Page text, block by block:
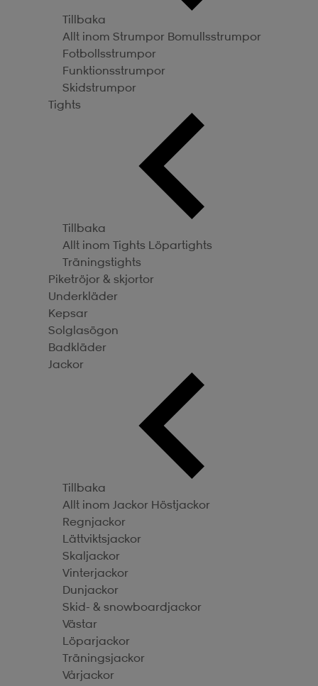
Tillbaka
Allt inom Strumpor Bomullsstrumpor
Fotbollsstrumpor
Funktionsstrumpor
Skidstrumpor
Tights
Tillbaka
Allt inom Tights Löpartights
Träningstights
Piketröjor & skjortor
Underkläder
Kepsar
Solglasögon
Badkläder
Jackor
Tillbaka
Allt inom Jackor Höstjackor
Regnjackor
Lättviktsjackor
Skaljackor
Vinterjackor
Dunjackor
Skid- & snowboardjackor
Västar
Löparjackor
Träningsjackor
Vårjackor